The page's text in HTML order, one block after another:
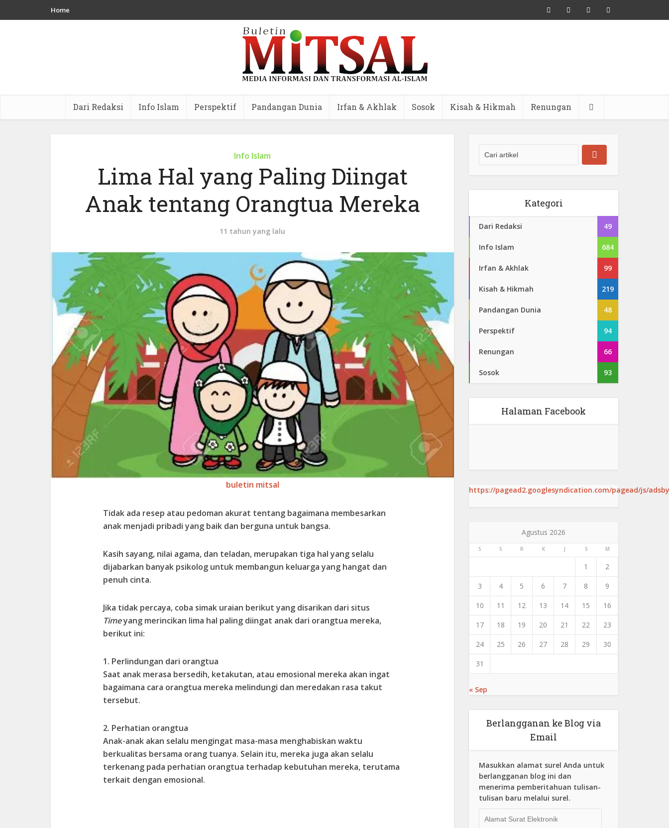
Home
Dari Redaksi Info Islam Perspektif Pandangan Dunia Irfan & Akhlak Sosok Kisah & Hikmah Renungan
Info Islam
Lima Hal yang Paling Diingat
Anak tentang Orangtua Mereka
11 tahun yang lalu
buletin mitsal
Tidak ada resep atau pedoman akurat tentang bagaimana membesarkan
anak menjadi pribadi yang baik dan berguna untuk bangsa.
Kasih sayang, nilai agama, dan teladan, merupakan tiga hal yang selalu
dijabarkan banyak psikolog untuk membangun keluarga yang hangat dan
penuh cinta.
Jika tidak percaya, coba simak uraian berikut yang disarikan dari situs
Timeyang merincikan lima hal paling diingat anak dari orangtua mereka,
berikut ini:
1. Perlindungan dari orangtua
Saat anak merasa bersedih, ketakutan, atau emosional mereka akan ingat
bagaimana cara orangtua mereka melindungi dan meredakan rasa takut
tersebut.
2. Perhatian orangtua
Anak-anak akan selalu mengingat masa-masa menghabiskan waktu
berkualitas bersama orang tuanya. Selain itu, mereka juga akan selalu
terkenang pada perhatian orangtua terhadap kebutuhan mereka, terutama
terkait dengan emosional.
Kategori
Dari Redaksi 49
Info Islam 684
Irfan & Akhlak 99
Kisah & Hikmah 219
Pandangan Dunia 48
Perspektif 94
Renungan 66
Sosok 93
Halaman Facebook
https://pagead2.googlesyndication.com/pagead/js/
Agustus 2026
S S R K J S M
1 2
3 4 5 6 7 8 9
10 11 12 13 14 15 16
17 18 19 20 21 22 23
24 25 26 27 28 29 30
31
« Sep
Berlangganan ke Blog via
Email
Masukkan alamat surel Anda untuk
berlangganan blog ini dan
menerima pemberitahuan tulisan-
tulisan baru melalui surel.
Surat